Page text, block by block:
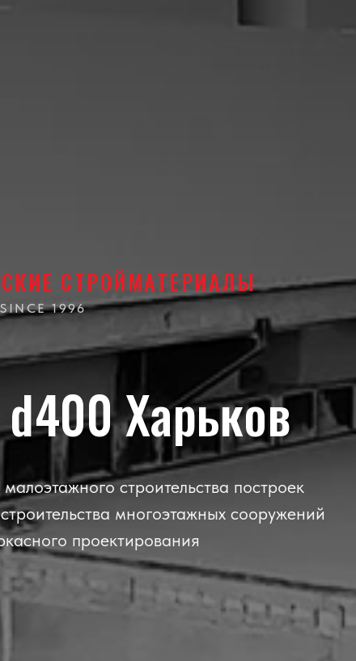
СТРОЙМАТЕРИАЛЫ
SINCE 1996
Харьков
строительства построек
многоэтажных сооружений
проектирования